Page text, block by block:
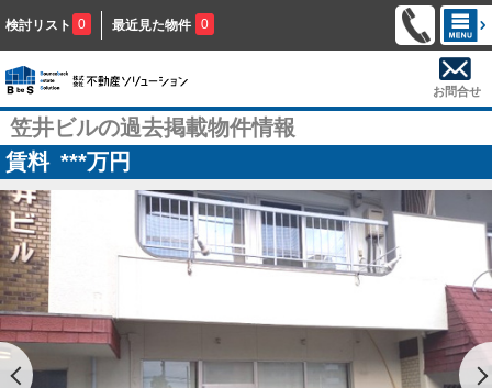
検討リスト 0 最近見た物件 0
お問合せ
笠井ビルの過去掲載物件情報
賃料 ***万円